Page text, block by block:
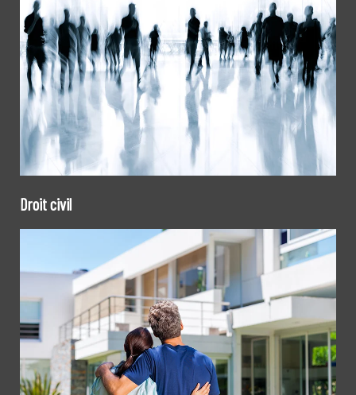
Droit civil